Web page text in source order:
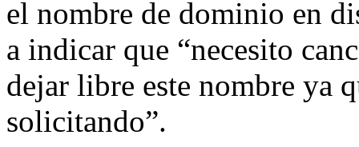
el nombre de dominio en
a indicar que “necesito
dejar libre este nombre ya
solicitando”.